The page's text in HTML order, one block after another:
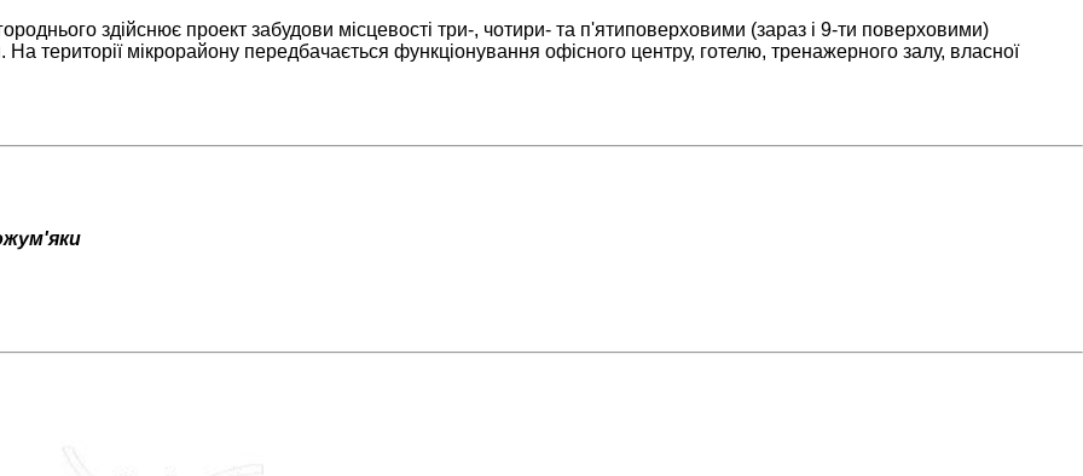
здійснює проект забудови місцевості три-, чотири- та п'ятиповерховими (зараз і 9-ти поверховими)
території мікрорайону передбачається функціонування офісного центру, готелю, тренажерного залу, власної